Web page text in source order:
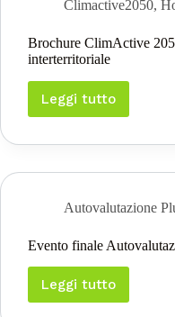
Climactive2050,
Brochure ClimActive
interterritoriale
Leggi tutto
Brochure
ClimActive
cooperazione
Autovalutazione
Evento finale
Leggi tutto
Evento
finale